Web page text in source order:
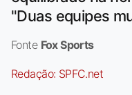
"Duas equipes
Fonte Fox Sports
Redação: SPFC.net